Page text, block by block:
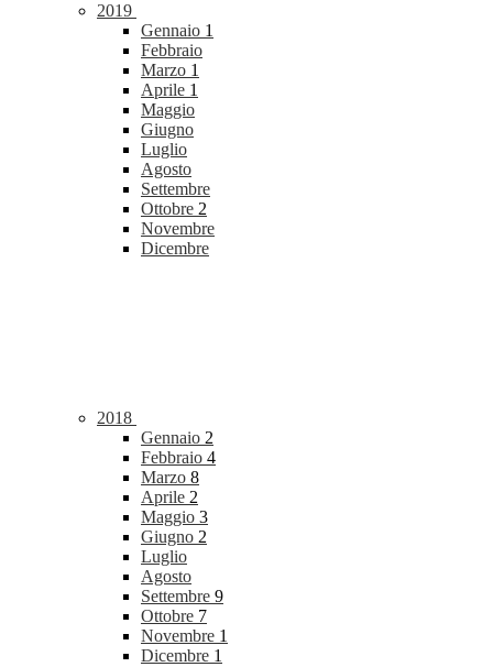
2019
Gennaio 1
Febbraio
Marzo 1
Aprile 1
Maggio
Giugno
Luglio
Agosto
Settembre
Ottobre 2
Novembre
Dicembre
2018
Gennaio 2
Febbraio 4
Marzo 8
Aprile 2
Maggio 3
Giugno 2
Luglio
Agosto
Settembre 9
Ottobre 7
Novembre 1
Dicembre 1